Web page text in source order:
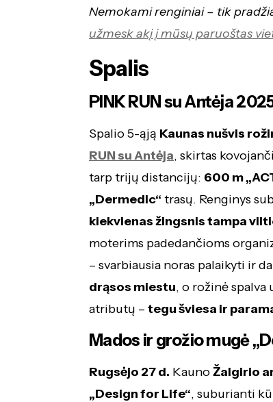
Nemokami renginiai – tik
užmesk akį į mūsų paruoštas
Spalis
PINK RUN su Antėja
Spalio 5-ąją Kaunas nušvis
RUN su Antėja, skirtas
tarp trijų distancijų: 600 m
„Dermedic“ trasų. Renginys
kiekvienas žingsnis tampa
moterims padedančioms
– svarbiausia noras palaikyti ir
drąsos miestu, o rožinė spalva
atributų – tegu šviesa ir
Mados ir grožio mugė
Rugsėjo 27 d. KaunoŽalgirio
„Design for Life“, suburianti